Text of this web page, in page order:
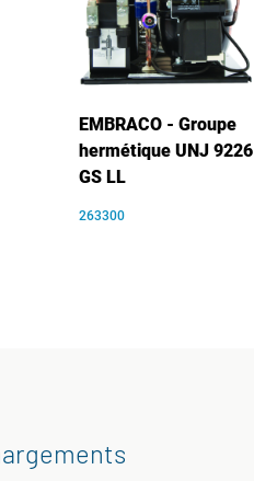
EMBRACO - Groupe
hermétique UNJ 9226
GS LL
263300